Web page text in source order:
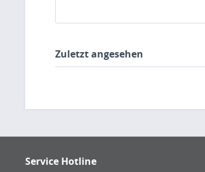
Zuletzt angesehen
Service Hotline